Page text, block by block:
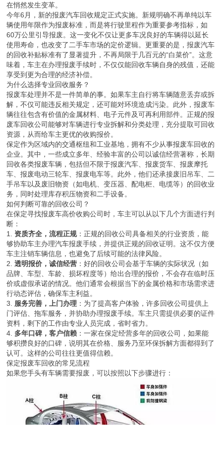
在悄然发生变革。
今年6月，新的报废汽车回收规定正式实施。新规明确不再单纯以车
辆使用年限作为报废标准，而是将行驶里程作为重要参考指标，如
60万公里引导报废。这一变化不仅让更多车况良好的车辆得以延长
使用寿命，也改变了二手车市场的定价逻辑。更重要的是，报废汽车
的回收补贴标准有了显著提升，不再局限于几百元的“白菜价”。这意
味着，车主在办理报废手续时，不仅仅能回收车辆自身的残值，还能
享受到更为合理的经济补偿。
为什么选择专业回收服务？
报废车处理并不是一件简单的事。如果车主自行将车辆随意丢弃或拆
解，不仅可能违反相关规定，还可能对环境造成污染。此外，报废车
辆往往包含有价值的金属材料、电子元件及可再利用部件。正规的报
废车回收公司能够对车辆进行专业拆解和分类处理，充分提取可回收
资源，从而给车主更优的收购报价。
保定作为区域内的交通枢纽和工业基地，拥有不少从事报废车回收的
企业。其中，一些成立多年、经验丰富的公司以诚信经营著称，长期
回收各类报废车辆，包括但不限于报废汽车、报废货车、报废摩托
车、报废电动三轮车、报废电车等。此外，他们还承接废旧吊车、二
手吊车以及废旧物资（如电机、变压器、配电柜、电缆等）的回收业
务，同时处理库存积压物资和二手设备。
如何判断可靠的回收公司？
在保定寻找报废车高价收购公司时，车主可以从以下几个方面进行判
断：
1. 资质齐全，流程正规：正规的回收公司具备相关的行业资质，能
够协助车主办理汽车报废手续，并提供正规的回收证明。这不仅方便
车主注销车辆信息，也避免了后续可能的法律风险。
2.透明报价，诚信经营 ：好的回收公司会基于车辆的实际状况（如
品牌、车型、车龄、损坏程度等）给出合理的报价，不会存在临时压
价或虚假承诺的情况。他们通常会根据当下的金属价格和市场需求进
行动态评估，确保车主利益。
3. 服务完善，上门办理 ：为了提高客户体验，许多回收公司提供上
门评估、拖车服务，并协助办理报废手续。车主只需提供必要的证件
资料，剩下的工作由专业人员完成，省时省力。
4. 多年口碑，客户信赖 ：一家在保定经营多年的回收公司，如果能
够积攒良好的口碑，说明其在价格、服务乃至环保拆解方面都得到了
认可。这样的公司往往更值得信赖。
保定报废车回收的常见流程
如果您手头有车辆需要报废，可以按照以下步骤进行：